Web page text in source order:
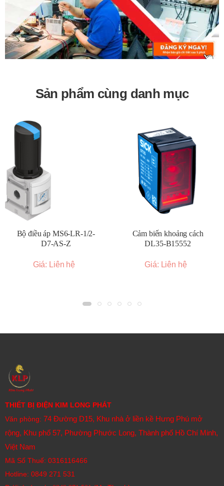
Sản phẩm cùng danh mục
Bộ điều áp MS6-LR-1/2-
D7-AS-Z
Giá: Liên hệ
Cảm biến khoảng cách
DL35-B15552
Giá: Liên hệ
THIẾT BỊ ĐIỆN KIM LONG PHÁT
Văn phòng: 74 Đường D15, Khu nhà ở liền kề Hưng Phú mở
rộng, Khu phố 57, Phường Phước Long, Thành phố Hồ Chí Minh,
Việt Nam
Mã Số Thuế: 0316116466
Hotline: 0849 271 531